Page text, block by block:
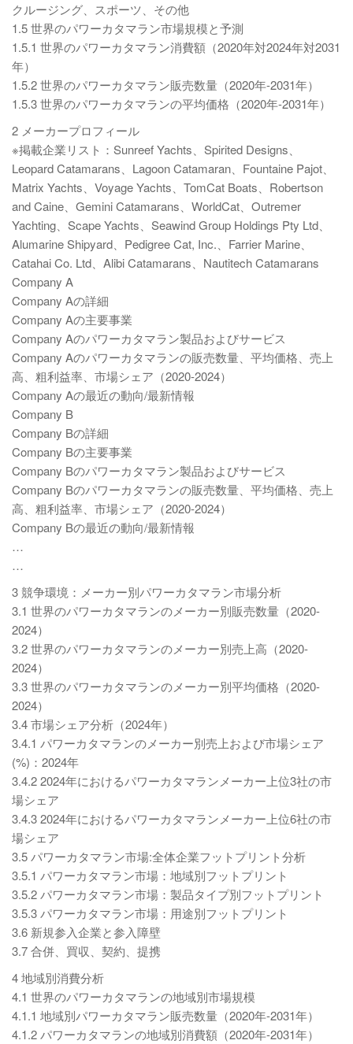
クルージング、スポーツ、その他
1.5 世界のパワーカタマラン市場規模と予測
1.5.1 世界のパワーカタマラン消費額（2020年対2024年対2031
年）
1.5.2 世界のパワーカタマラン販売数量（2020年-2031年）
1.5.3 世界のパワーカタマランの平均価格（2020年-2031年）
2 メーカープロフィール
※掲載企業リスト：Sunreef Yachts、Spirited Designs、
Leopard Catamarans、Lagoon Catamaran、Fountaine Pajot、
Matrix Yachts、Voyage Yachts、TomCat Boats、Robertson
and Caine、Gemini Catamarans、WorldCat、Outremer
Yachting、Scape Yachts、Seawind Group Holdings Pty Ltd、
Alumarine Shipyard、Pedigree Cat, Inc.、Farrier Marine、
Catahai Co. Ltd、Alibi Catamarans、Nautitech Catamarans
Company A
Company Aの詳細
Company Aの主要事業
Company Aのパワーカタマラン製品およびサービス
Company Aのパワーカタマランの販売数量、平均価格、売上
高、粗利益率、市場シェア（2020-2024）
Company Aの最近の動向/最新情報
Company B
Company Bの詳細
Company Bの主要事業
Company Bのパワーカタマラン製品およびサービス
Company Bのパワーカタマランの販売数量、平均価格、売上
高、粗利益率、市場シェア（2020-2024）
Company Bの最近の動向/最新情報
…
…
3 競争環境：メーカー別パワーカタマラン市場分析
3.1 世界のパワーカタマランのメーカー別販売数量（2020-
2024）
3.2 世界のパワーカタマランのメーカー別売上高（2020-
2024）
3.3 世界のパワーカタマランのメーカー別平均価格（2020-
2024）
3.4 市場シェア分析（2024年）
3.4.1 パワーカタマランのメーカー別売上および市場シェア
(%)：2024年
3.4.2 2024年におけるパワーカタマランメーカー上位3社の市
場シェア
3.4.3 2024年におけるパワーカタマランメーカー上位6社の市
場シェア
3.5 パワーカタマラン市場:全体企業フットプリント分析
3.5.1 パワーカタマラン市場：地域別フットプリント
3.5.2 パワーカタマラン市場：製品タイプ別フットプリント
3.5.3 パワーカタマラン市場：用途別フットプリント
3.6 新規参入企業と参入障壁
3.7 合併、買収、契約、提携
4 地域別消費分析
4.1 世界のパワーカタマランの地域別市場規模
4.1.1 地域別パワーカタマラン販売数量（2020年-2031年）
4.1.2 パワーカタマランの地域別消費額（2020年-2031年）